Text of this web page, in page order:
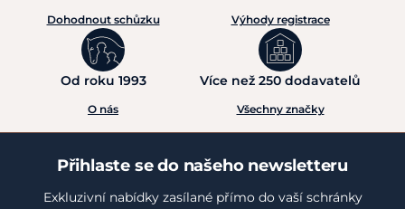
Dohodnout schůzku Výhody registrace
Od roku 1993
O nás
Více než 250 dodavatelů
Všechny značky
Přihlaste se do našeho newsletteru
Exkluzivní nabídky zasílané přímo do vaší schránky